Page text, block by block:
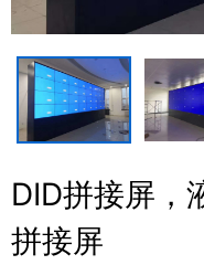
DID拼接屏，
拼接屏